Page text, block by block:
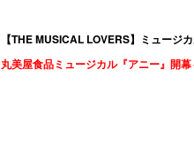
【THE MUSICAL LOVERS】ミュージ
丸美屋食品ミュージカル『アニー』開